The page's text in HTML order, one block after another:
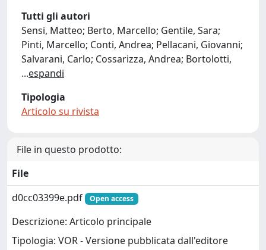
Tutti gli autori
Sensi, Matteo; Berto, Marcello; Gentile, Sara;
Pinti, Marcello; Conti, Andrea; Pellacani, Giovanni;
Salvarani, Carlo; Cossarizza, Andrea; Bortolotti,
...espandi
Tipologia
Articolo su rivista
File in questo prodotto:
File
d0cc03399e.pdf
Open access
Descrizione: Articolo principale
Tipologia: VOR - Versione pubblicata dall'editore